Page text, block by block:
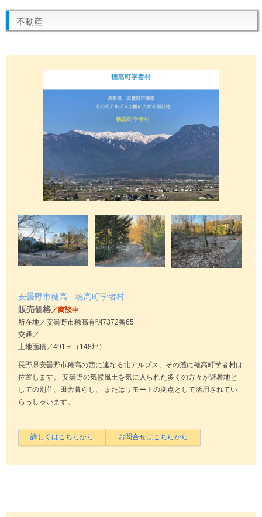
不動産
安曇野市穂高 穂高町学者村
販売価格 ／商談中
所在地／安曇野市穂高有明7372番65
交通／
土地面積／491㎡（148坪）
長野県安曇野市穂高の西に連なる北アルプス、その麓に穂高町学者村は
位置します。 安曇野の気候風土を気に入られた多くの方々が避暑地と
しての別荘、田舎暮らし、 またはリモートの拠点として活用されてい
らっしゃいます。